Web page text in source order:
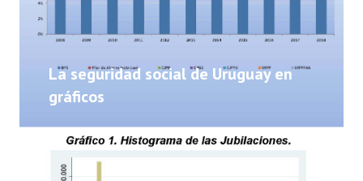
La seguridad social de Uruguay en
gráficos